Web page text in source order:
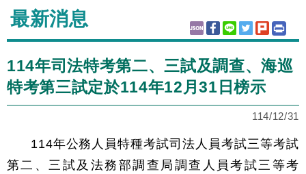
:::
最新消息
114年司法特考第二、三試及調查、海巡
特考第三試定於114年12月31日榜示
114/12/31
114年公務人員特種考試司法人員考試三等考試
第二、三試及法務部調查局調查人員考試三等考